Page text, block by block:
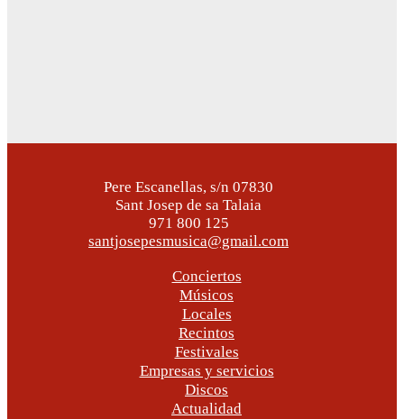
Pere Escanellas, s/n 07830
Sant Josep de sa Talaia
971 800 125
santjosepesmusica@gmail.com
Conciertos
Músicos
Locales
Recintos
Festivales
Empresas y servicios
Discos
Actualidad